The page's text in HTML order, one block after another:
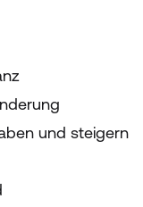
und steigern